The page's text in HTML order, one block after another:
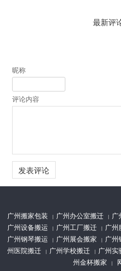
最新评
昵称
评论内容
广州搬家包装 | 广州办公室搬迁 | 广
广州设备搬运 | 广州工厂搬迁 | 广州
广州钢琴搬运 | 广州展会搬家 | 广州
州医院搬迁
| 广州学校搬迁 | 广州实
州金杯搬家
|